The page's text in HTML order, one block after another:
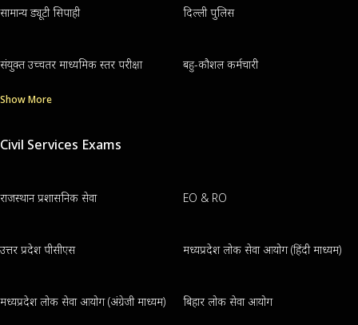
सामान्य ड्यूटी सिपाही दिल्ली पुलिस
संयुक्त उच्चतर माध्यमिक स्तर परीक्षा बहु-कौशल कर्मचारी
Show More
Civil Services Exams
राजस्थान प्रशासनिक सेवा EO & RO
उत्तर प्रदेश पीसीएस मध्यप्रदेश लोक सेवा आयोग (हिंदी माध्यम)
मध्यप्रदेश लोक सेवा आयोग (अंग्रेजी माध्यम) बिहार लोक सेवा आयोग